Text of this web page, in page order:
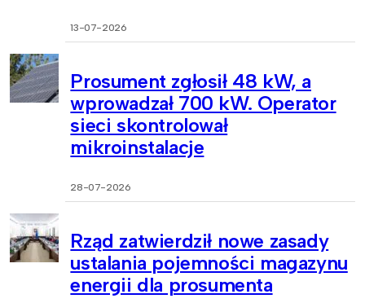
13-07-2026
Prosument zgłosił 48 kW, a
wprowadzał 700 kW. Operator
sieci skontrolował
mikroinstalacje
28-07-2026
Rząd zatwierdził nowe zasady
ustalania pojemności magazynu
energii dla prosumenta